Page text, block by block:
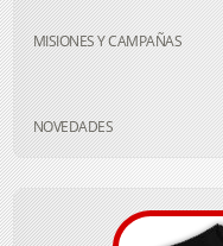
MISIONES Y CAMPAÑAS
NOVEDADES